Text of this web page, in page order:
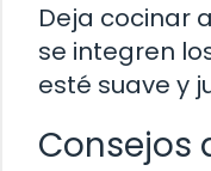
Deja cocinar
se integren
esté suave y
Consejos